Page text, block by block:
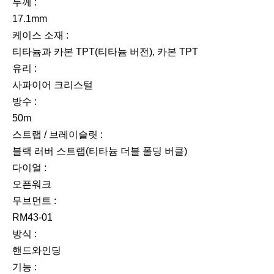
두께 :
17.1mm
케이스 소재 :
티타늄과 카본 TPT(티타늄 버전), 카본 TPT
유리 :
사파이어 크리스털
방수 :
50m
스트랩 / 브레이슬릿 :
블랙 러버 스트랩(티타늄 더블 폴딩 버클)
다이얼 :
오픈워크
무브먼트 :
RM43-01
방식 :
핸드와인딩
기능 :